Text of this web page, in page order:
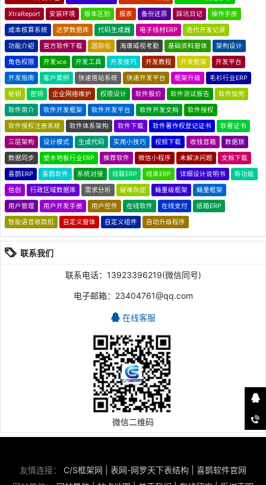
XtraReport 安装环境 版本区别 报表 备份还原 踩坑日记 操作手册
成本核算系统 达梦数据库 代码生成器 电子线材ERP 迭代开发记录
功能介绍 官方软件下载 国际化 海康威视考勤 基础资料窗体 架构设计
角色权限 开发sce 开发工具 开发技巧 开发教程 开发框架 开发平台
开发指南 客户案例 快速搭站系统 快速开发平台 框架升级 毛衫行业ERP
秘钥 密钥 企业网络维护 权限设计 软件报价 软件测试报告 软件加壳
软件简介 软件开发框架 软件开发平台 软件开发文档 软件授权
软件授权注册系统 软件体系架构 软件下载 软件著作权登记证书 软著证书
三层架构 设计模式 生成代码 实用小技巧 视频下载 收钱音箱 数据锁
数据同步 塑木地板行业ERP 推荐软件 微信小程序 未解决问题 文档下载
喜鹊ERP 喜鹊软件 系统对接 线联ERP 线束ERP 详细设计说明书 新功能
信创 行政区域数据库 需求分析 疑难杂症 蝇量级框架 蝇量框架
用户管理 用户开发手册 用户控件 在线软件 在线支付 纸箱ERP
智能语音收款机 自定义窗体 自定义组件 自动升级程序
联系我们
联系电话：13923396219(微信同号)
电子邮箱：23404761@qq.com
在线客服
微信二维码
友情连接： C/S框架网 表网-网罗天下表结构
喜鹊软件官网